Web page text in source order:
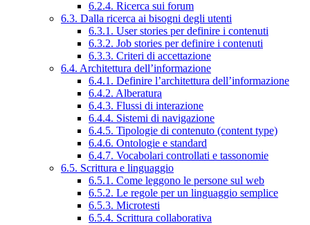
6.2.4. Ricerca sui forum
6.3. Dalla ricerca ai bisogni degli utenti
6.3.1. User stories per definire i contenuti
6.3.2. Job stories per definire i contenuti
6.3.3. Criteri di accettazione
6.4. Architettura dell’informazione
6.4.1. Definire l’architettura dell’informazione
6.4.2. Alberatura
6.4.3. Flussi di interazione
6.4.4. Sistemi di navigazione
6.4.5. Tipologie di contenuto (content type)
6.4.6. Ontologie e standard
6.4.7. Vocabolari controllati e tassonomie
6.5. Scrittura e linguaggio
6.5.1. Come leggono le persone sul web
6.5.2. Le regole per un linguaggio semplice
6.5.3. Microtesti
6.5.4. Scrittura collaborativa